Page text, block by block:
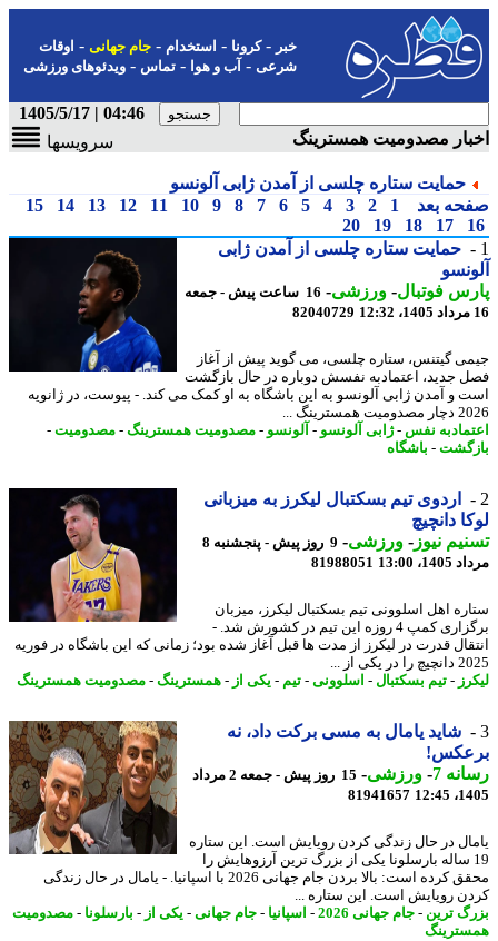
-کرونا-استخدام- جام جهانی-اوقات
شرعی-آب و هوا-تماس-ویدئوهای ورزشی
04:46 | 1405/5/17
مصدومیت همسترینگ
سرویسها
حمایت ستاره چلسی از آمدن ژابی آلونسو
بعد
1
2
3
4
5
6
7
8
9
10
11
12
13
14
15
17
18
19
20
حمایت ستاره چلسی از آمدن ژابی
فوتبال-ورزشی-
16 ساعت پیش - جمعه
82040729
گیتنس، ستاره چلسی، می گوید پیش از آغاز
جدید، اعتمادبه نفسش دوباره در حال بازگشت
و آمدن ژابی آلونسو به این باشگاه به او کمک می کند. - پیوست، در ژانویه
...
نفس-ژابی آلونسو-آلونسو-مصدومیت همسترینگ -مصدومیت-
-باشگاه
اردوی تیم بسکتبال لیکرز به میزبانی
دانچیچ
نیوز-ورزشی-
9 روز پیش - پنجشنبه 8
13:00
81988051
اهل اسلوونی تیم بسکتبال لیکرز، میزبان
برگزاری کمپ 4 روزه این تیم در کشورش شد. -
قدرت در لیکرز از مدت ها قبل آغاز شده بود؛ زمانی که این باشگاه در فوریه
یکی از ...
-تیم بسکتبال-اسلوونی-تیم -یکی از-همسترینگ -مصدومیت همسترینگ
شاید یامال به مسی برکت داد، نه
7
-ورزشی-
15 روز پیش - جمعه 2 مرداد
81941657
در حال زندگی کردن رویایش است. این ستاره
ساله بارسلونا یکی از بزرگ ترین آرزوهایش را
محقق کرده است: بالا بردن جام جهانی 2026 با اسپانیا. - یامال در حال زندگی
رویایش است. این ستاره ...
ترین- جام جهانی 2026 -اسپانیا-جام جهانی-یکی از-بارسلونا-مصدومیت